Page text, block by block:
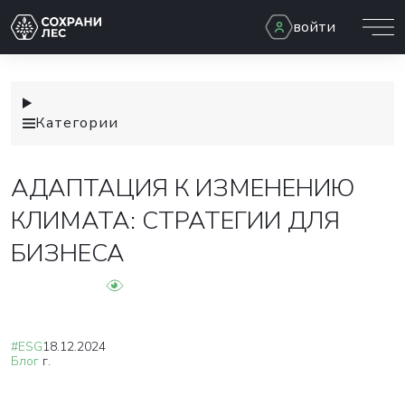
войти
Категории
АДАПТАЦИЯ К ИЗМЕНЕНИЮ
КЛИМАТА: СТРАТЕГИИ ДЛЯ
БИЗНЕСА
#ESG
Блог
18.12.2024
г.